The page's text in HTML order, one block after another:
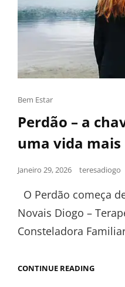
Bem Estar
Perdão – a
uma vida mais
Janeiro 29, 2026 teresadiogo
O Perdão começa
Novais Diogo –
Consteladora
CONTINUE READING